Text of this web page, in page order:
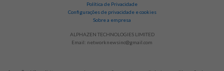
Política de Privacidade
Configurações de privacidade e cookies
Sobre a empresa
ALPHAZEN TECHNOLOGIES LIMITED
Email: networknewsinc@gmail.com